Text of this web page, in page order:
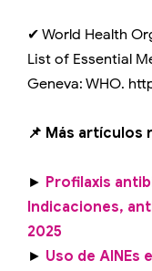
✔ World Health
List of Essential
Geneva: WHO.
📌 Más artículos
► Profilaxis
Indicaciones,
2025
► Uso de AINEs